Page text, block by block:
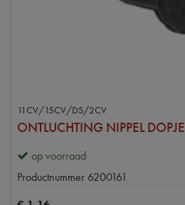
11CV/15CV/DS/2CV
ONTLUCHTING NIPPEL DOPJE
op voorraad
Productnummer 6200161